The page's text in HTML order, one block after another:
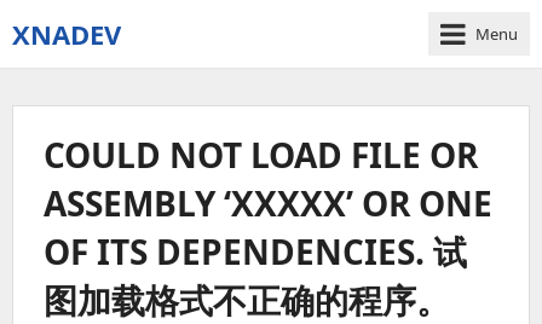
XNADEV Menu
COULD NOT LOAD FILE OR
ASSEMBLY ‘XXXXX’ OR ONE
OF ITS DEPENDENCIES. 试
图加载格式不正确的程序。